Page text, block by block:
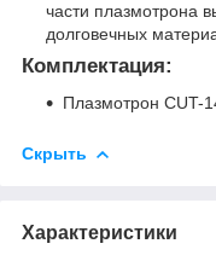
части плазмотрона
долговечных
Комплектация:
Плазмотрон CUT-
Скрыть
Характеристики